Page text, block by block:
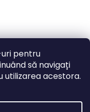
pentru
să navigați
utilizarea acestora.